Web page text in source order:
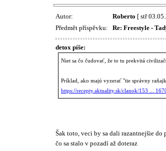
Autor: Roberto [ stř
Předmět příspěvku:
Re: Freestyle -
detox píše:
Niet sa čo čudovať, že to tu prekvitá
Príklad, ako majú vyzerať "tie správny
https://recepty.aktuality.sk/clanok/153 ...
Šak toto, veci by sa dali razantnejšie
čo sa stalo v pozadí až doteraz